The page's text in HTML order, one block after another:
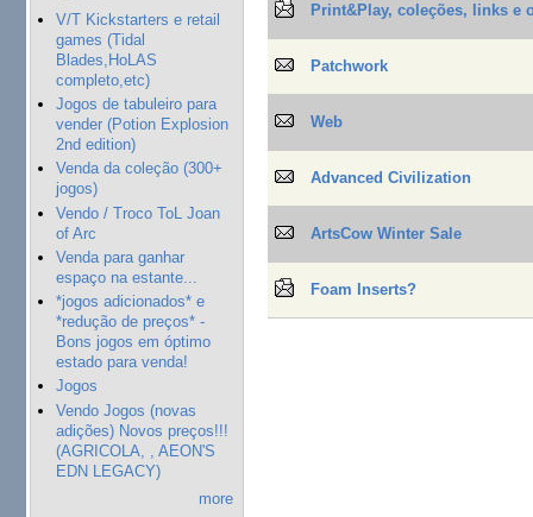
V/T Kickstarters e retail
games (Tidal
Blades,HoLAS
completo,etc)
Jogos de tabuleiro para
vender (Potion Explosion
2nd edition)
Venda da coleção (300+
jogos)
Vendo / Troco ToL Joan
of Arc
Venda para ganhar
espaço na estante...
*jogos adicionados* e
*redução de preços* -
Bons jogos em óptimo
estado para venda!
Jogos
Vendo Jogos (novas
adições) Novos preços!!!
(AGRICOLA, , AEON'S
EDN LEGACY)
more
Print&Play, coleções, links e
Patchwork
Web
Advanced Civilization
ArtsCow Winter Sale
Foam Inserts?